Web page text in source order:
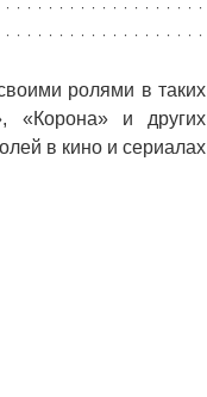
ролями в таких
«Корона» и других
в кино и сериалах